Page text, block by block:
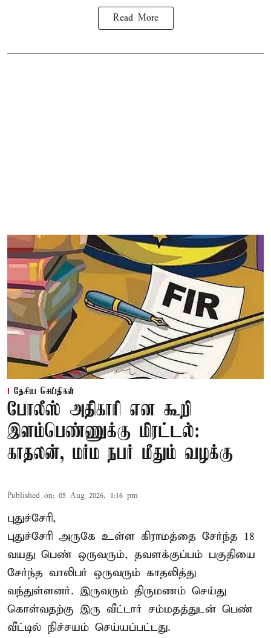
Read More
தேசிய செய்திகள்
போலீஸ் அதிகாரி என கூறி
இளம்பெண்ணுக்கு மிரட்டல்:
காதலன், மர்ம நபர் மீதும் வழக்கு
Published on: 05 Aug 2026, 1:16 pm
புதுச்சேரி,
புதுச்சேரி அருகே உள்ள கிராமத்தை சேர்ந்த 18
வயது பெண் ஒருவரும், தவளக்குப்பம் பகுதியை
சேர்ந்த வாலிபர் ஒருவரும் காதலித்து
வந்துள்ளனர். இருவரும் திருமணம் செய்து
கொள்வதற்கு இரு வீட்டார் சம்மதத்துடன் பெண்
வீட்டில் நிச்சயம் செய்யப்பட்டது.